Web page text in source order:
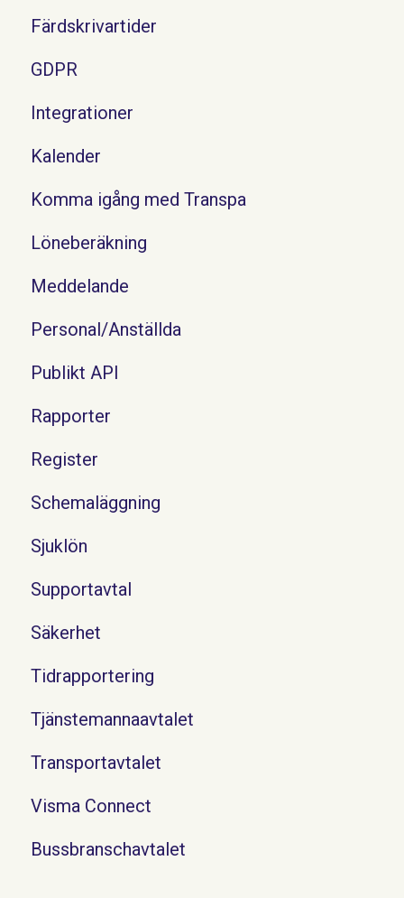
Färdskrivartider
GDPR
Integrationer
Kalender
Komma igång med Transpa
Löneberäkning
Meddelande
Personal/Anställda
Publikt API
Rapporter
Register
Schemaläggning
Sjuklön
Supportavtal
Säkerhet
Tidrapportering
Tjänstemannaavtalet
Transportavtalet
Visma Connect
Bussbranschavtalet